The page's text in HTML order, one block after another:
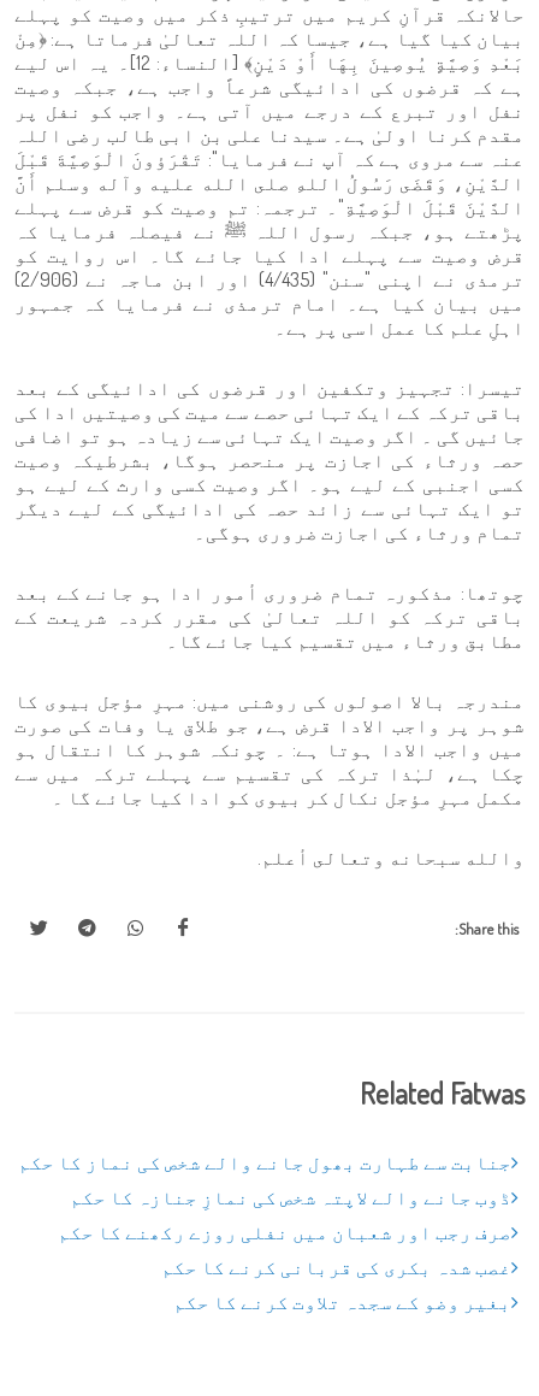
حالانکہ قرآنِ کریم میں ترتیبِ ذکر میں وصیت کو پہلے
بیان کیا گیا ہے، جیسا کہ اللہ تعالیٰ فرماتا ہے: ﴿مِنْ
بَعْدِ وَصِيَّةٍ يُوصِينَ بِهَا أَوْ دَيْنٍ﴾ [النساء: 12]۔ یہ اس لیے
ہے کہ قرضوں کی ادائیگی شرعاً واجب ہے، جبکہ وصیت
نفل اور تبرع کے درجے میں آتی ہے۔ واجب کو نفل پر
مقدم کرنا اولیٰ ہے۔ سیدنا علی بن ابی طالب رضی اللہ
عنہ سے مروی ہے کہ آپ نے فرمایا": تَقْرَؤونَ الْوَصِيَّةَ قَبْلَ
الدَّيْنِ، وَقَضَى رَسُولُ اللهِ صلى الله عليه وآله وسلم أَنَّ
الدَّيْنَ قَبْلَ الْوَصِيَّةِ"۔ ترجمہ: تم وصیت کو قرض سے پہلے
پڑھتے ہو، جبکہ رسول اللہ ﷺ نے فیصلہ فرمایا کہ
قرض وصیت سے پہلے ادا کیا جائے گا۔ اس روایت کو
ترمذی نے اپنی "سنن" (4/435) اور ابن ماجہ نے (2/906)
میں بیان کیا ہے۔ امام ترمذی نے فرمایا کہ جمہور
اہلِ علم کا عمل اسی پر ہے۔
تیسرا: تجہیز وتکفین اور قرضوں کی ادائیگی کے بعد
باقی ترکہ کے ایک تہائی حصے سے میت کی وصیتیں ادا کی
جائیں گی ۔ اگر وصیت ایک تہائی سے زیادہ ہو تو اضافی
حصہ ورثاء کی اجازت پر منحصر ہوگا، بشرطیکہ وصیت
کسی اجنبی کے لیے ہو۔ اگر وصیت کسی وارث کے لیے ہو
تو ایک تہائی سے زائد حصہ کی ادائیگی کے لیے دیگر
تمام ورثاء کی اجازت ضروری ہوگی۔
چوتھا: مذکورہ تمام ضروری أمور ادا ہو جانے کے بعد
باقی ترکہ کو اللہ تعالیٰ کی مقرر کردہ شریعت کے
مطابق ورثاء میں تقسیم کیا جائے گا۔
مندرجہ بالا اصولوں کی روشنی میں: مہرِ مؤجل بیوی کا
شوہر پر واجب الادا قرض ہے، جو طلاق یا وفات کی صورت
میں واجب الادا ہوتا ہے: ۔ چونکہ شوہر کا انتقال ہو
چکا ہے، لہٰذا ترکہ کی تقسیم سے پہلے ترکہ میں سے
مکمل مہرِ مؤجل نکال کر بیوی کو ادا کیا جائے گا ۔
والله سبحانه وتعالى أعلم.
Share this:
Related Fatwas
جنابت سے طہارت بھول جانے والے شخص کی نماز کا حکم
ڈوب جانے والے لاپتہ شخص کی نمازِ جنازہ کا حکم
صرف رجب اور شعبان میں نفلی روزے رکھنے کا حکم
غصب شدہ بکری کی قربانی کرنے کا حکم
بغیر وضو کے سجدہ تلاوت کرنے کا حکم